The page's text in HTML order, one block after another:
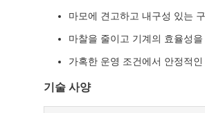
마모에 견고하고 내구성 있는
마찰을 줄이고 기계의 효율성을
가혹한 운영 조건에서 안정적인
기술 사양